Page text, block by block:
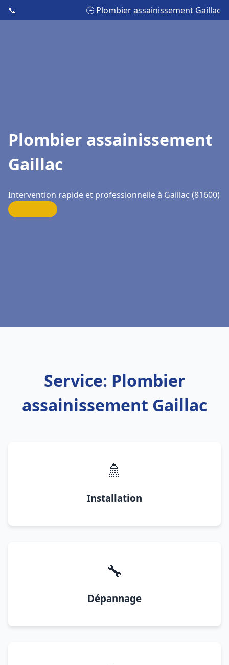
📞 🕒 Plombier assainissement Gaillac
Plombier assainissement
Gaillac
Intervention rapide et professionnelle à Gaillac (81600)
Service: Plombier
assainissement Gaillac
🚿
Installation
🔧
Dépannage